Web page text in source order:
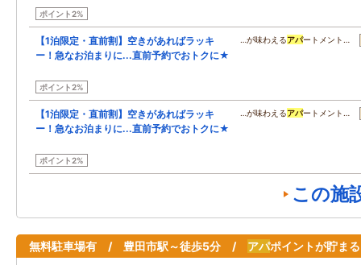
ポイント2%
【1泊限定・直前割】空きがあればラッキ
ー！急なお泊まりに...直前予約でおトクに★
ポイント2%
…が味わえるアパートメント…
【1泊限定・直前割】空きがあればラッキ
ー！急なお泊まりに...直前予約でおトクに★
ポイント2%
…が味わえるアパートメント…
この施
無料駐車場有 / 豊田市駅～徒歩5分 / アパポイントが貯まる